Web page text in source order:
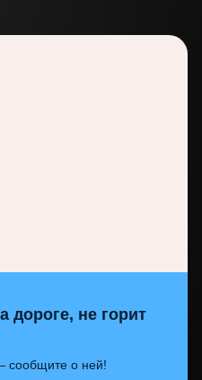
дороге, не горит
сообщите о ней!